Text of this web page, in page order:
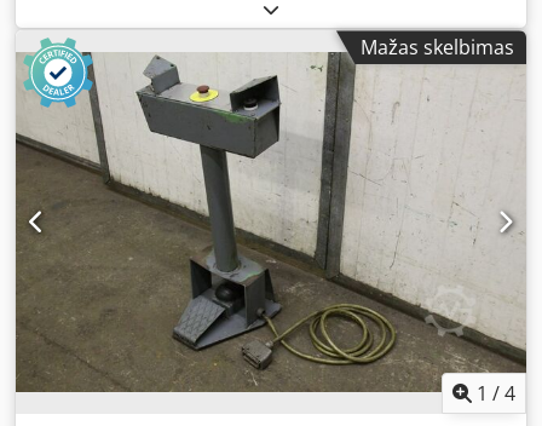
console with: emergency stop push-button - 1 switch with:
key - Up to: 6 connections Codpfsfdb Uvex Akworf -
Dimensions: 245/200/H965 mm - Weight: 12 kgMažas skelbimas
1 /4